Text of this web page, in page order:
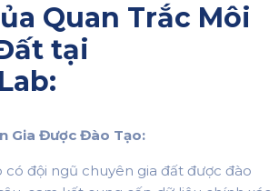
Quan Trắc Môi
tại
Gia Được Đào Tạo:
có đội ngũ chuyên gia đất được đào